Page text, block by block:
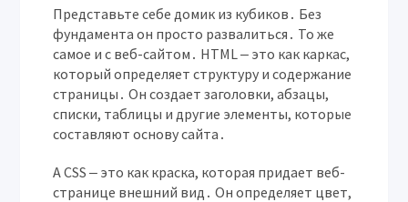
Представьте себе домик из кубиков․ Без
фундамента он просто развалиться․ То же
самое и с веб-сайтом․ HTML ‒ это как каркас,
который определяет структуру и содержание
страницы․ Он создает заголовки, абзацы,
списки, таблицы и другие элементы, которые
составляют основу сайта․
А CSS ‒ это как краска, которая придает веб-
странице внешний вид․ Он определяет цвет,